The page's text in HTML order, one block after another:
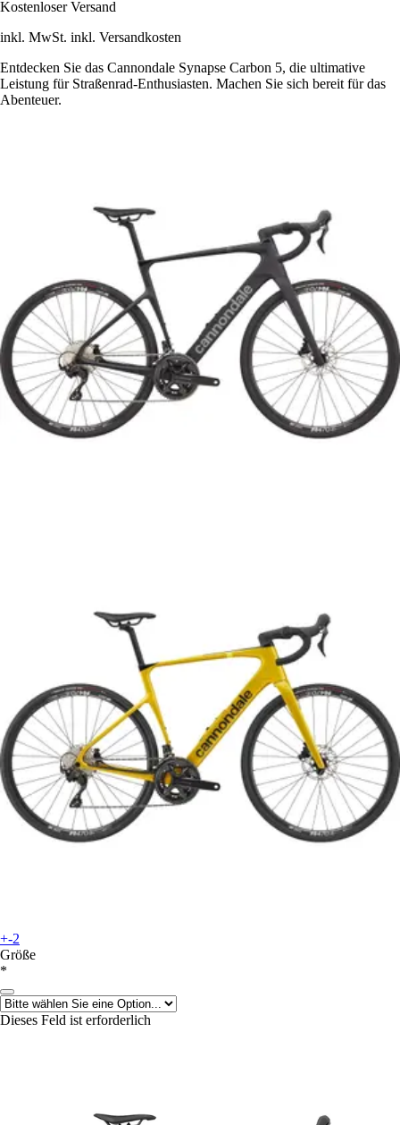
Kostenloser Versand
inkl. MwSt. inkl. Versandkosten
Entdecken Sie das Cannondale Synapse Carbon 5, die ultimative
Leistung für Straßenrad-Enthusiasten. Machen Sie sich bereit für das
Abenteuer.
+-2
Größe
*
Dieses Feld ist erforderlich